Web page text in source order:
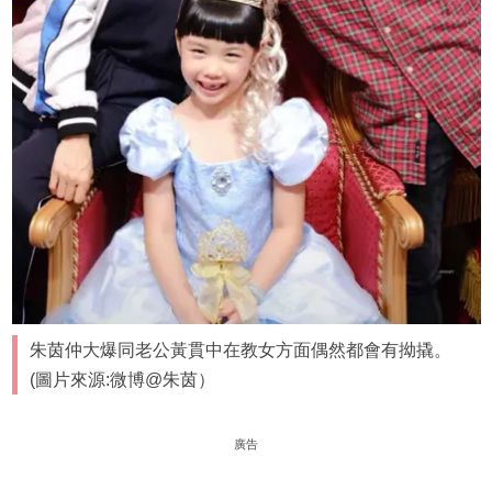
朱茵仲大爆同老公黃貫中在教女方面偶然都會有拗撬。
(圖片來源:微博@朱茵）
廣告